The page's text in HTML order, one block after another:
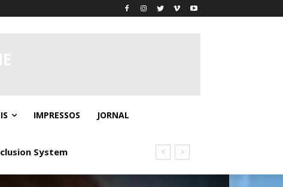
IMPRESSOS JORNAL
System